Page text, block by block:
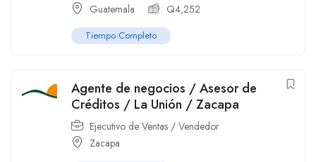
Guatemala
Q4,252
Tiempo Completo
Agente de negocios / Asesor de
Créditos / La Unión / Zacapa
Ejecutivo de Ventas / Vendedor
Zacapa